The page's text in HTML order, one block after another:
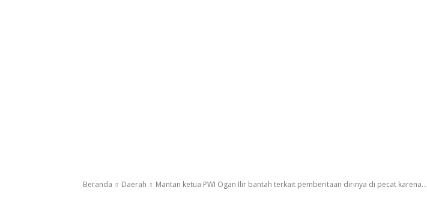
Beranda Daerah Mantan ketua PWI Ogan Ilir bantah terkait pemberitaan dirinya di pecat karena...